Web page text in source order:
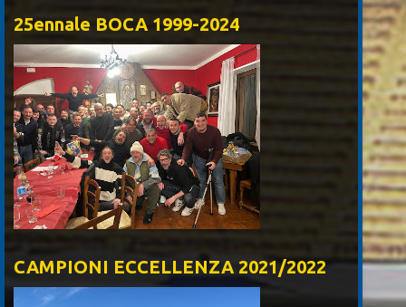
25ennale BOCA 1999-2024
CAMPIONI ECCELLENZA 2021/2022